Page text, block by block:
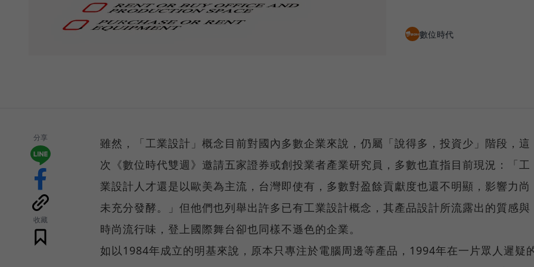
數位時代
分享
收藏
雖然，「工業設計」概念目前對國內多數企業來說，仍屬「說得多，投資少」階段，這
次《數位時代雙週》邀請五家證券或創投業者產業研究員，多數也直指目前現況：「工
業設計人才還是以歐美為主流，台灣即使有，多數對盈餘貢獻度也還不明顯，影響力尚
未充分發酵。」但他們也列舉出許多已有工業設計概念，其產品設計所流露出的質感與
時尚流行味，登上國際舞台卻也同樣不遜色的企業。
如以1984年成立的明基來說，原本只專注於電腦周邊等產品，1994年在一片眾人遲疑